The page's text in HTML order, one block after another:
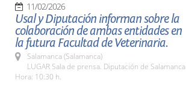
11/02/2026
Usal y Diputación informan sobre la
colaboración de ambas entidades en
la futura Facultad de Veterinaria.
Salamanca (Salamanca)
LUGAR Sala de prensa. Diputación de Salamanca
Hora: 10:30 h.